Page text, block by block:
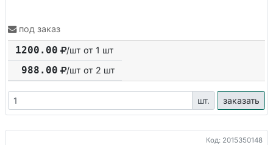
под заказ
1200.00 /шт от 1 шт
988.00 /шт от 2 шт
шт. заказать
Код: 2015350148